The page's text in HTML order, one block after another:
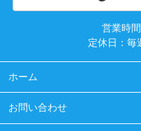
営業時
定休日：毎
ホーム
お問い合わせ